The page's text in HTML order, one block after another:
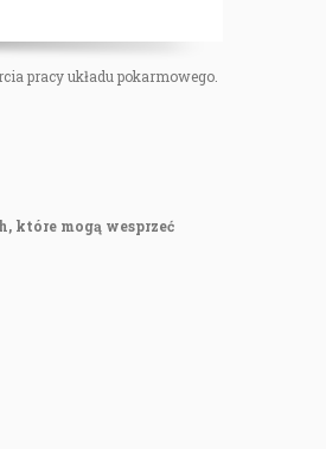
pracy układu pokarmowego.
które mogą wesprzeć